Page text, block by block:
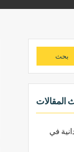
المقالات
في